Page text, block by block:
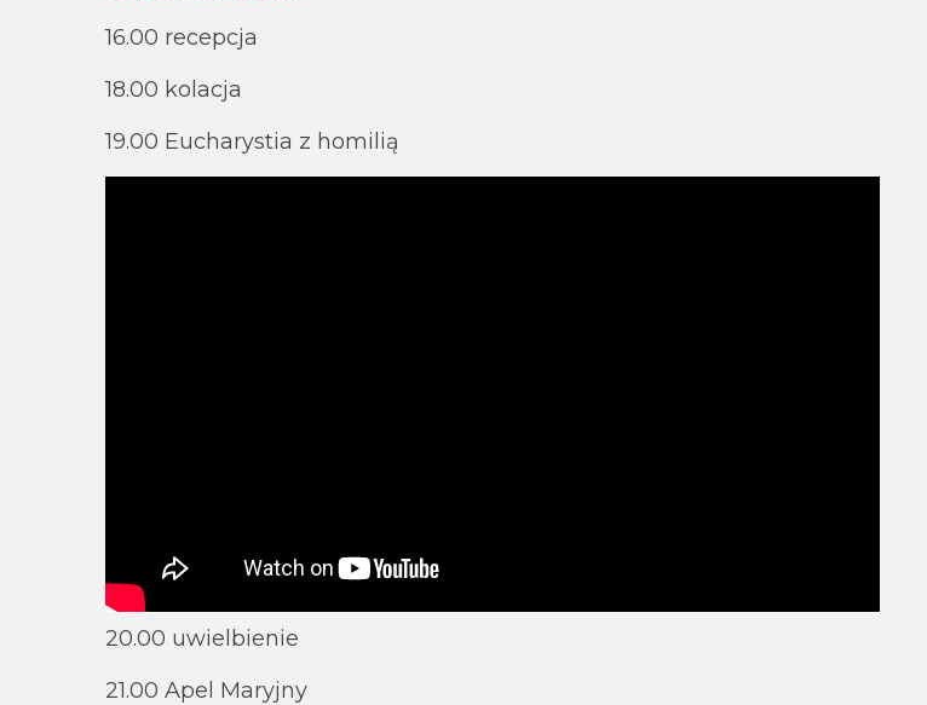
16.00 recepcja
18.00 kolacja
19.00 Eucharystia z homilią
20.00 uwielbienie
21.00 Apel Maryjny